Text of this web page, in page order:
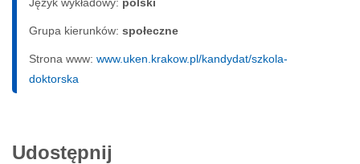
Grupa kierunków: społeczne
Strona www: www.uken.krakow.pl/kandydat/szkola-
doktorska
Udostępnij